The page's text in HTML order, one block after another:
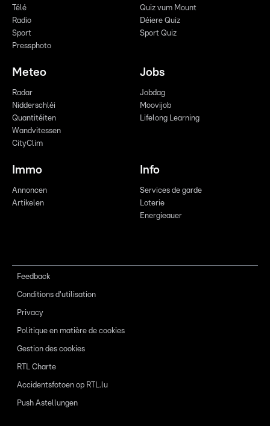
Télé
Radio
Sport
Pressphoto
Quiz vum Mount
Déiere Quiz
Sport Quiz
Meteo
Radar
Nidderschléi
Quantitéiten
Wandvitessen
CityClim
Jobs
Jobdag
Moovijob
Lifelong Learning
Immo
Annoncen
Artikelen
Info
Services de garde
Loterie
Energieauer
Feedback
Conditions d'utilisation
Privacy
Politique en matière de cookies
Gestion des cookies
RTL Charte
Accidentsfotoen op RTL.lu
Push Astellungen